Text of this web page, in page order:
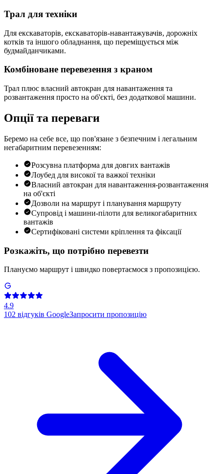
Трал для техніки
Для екскаваторів, екскаваторів-навантажувачів, дорожніх
котків та іншого обладнання, що переміщується між
будмайданчиками.
Комбіноване перевезення з краном
Трал плюс власний автокран для навантаження та
розвантаження просто на об'єкті, без додаткової машини.
Опції та переваги
Беремо на себе все, що пов'язане з безпечним і легальним
негабаритним перевезенням:
Розсувна платформа для довгих вантажів
Лоубед для високої та важкої техніки
Власний автокран для навантаження-розвантаження
на об'єкті
Дозволи на маршрут і планування маршруту
Супровід і машини-пілоти для великогабаритних
вантажів
Сертифіковані системи кріплення та фіксації
Розкажіть, що потрібно перевезти
Плануємо маршрут і швидко повертаємося з пропозицією.
4.9
102 відгуків GoogleЗапросити пропозицію